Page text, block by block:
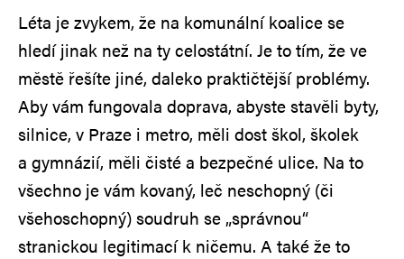
Léta je zvykem, že na komunální koalice se
hledí jinak než na ty celostátní. Je to tím, že ve
městě řešíte jiné, daleko praktičtější problémy.
Aby vám fungovala doprava, abyste stavěli byty,
silnice, v Praze i metro, měli dost škol, školek
a gymnázií, měli čisté a bezpečné ulice. Na to
všechno je vám kovaný, leč neschopný (či
všehoschopný) soudruh se „správnou“
stranickou legitimací k ničemu. A také že to